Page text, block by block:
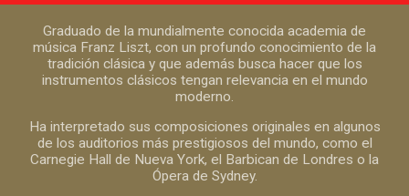
Graduado de la mundialmente conocida academia de
música Franz Liszt, con un profundo conocimiento de la
tradición clásica y que además busca hacer que los
instrumentos clásicos tengan relevancia en el mundo
moderno.
Ha interpretado sus composiciones originales en algunos
de los auditorios más prestigiosos del mundo, como el
Carnegie Hall de Nueva York, el Barbican de Londres o la
Ópera de Sydney.